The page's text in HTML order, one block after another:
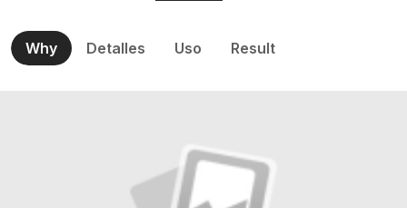
Why Detalles Uso Result